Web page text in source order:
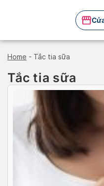
Home - Tắc tia sữa
Tắc tia sữa